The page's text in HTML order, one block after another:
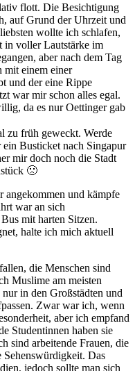
flott. Die Besichtigung
auf Grund der Uhrzeit und
wollte ich schlafen,
in voller Lautstärke im
aber nach dem Tag
mit einem einer
und der eine Rippe
war mir schon alles egal.
da es nur Oettinger gab
zu früh geweckt. Werde
Busticket nach Singapur
mir doch noch die Stadt
🙁
angekommen und kämpfe
war an sich
mit harten Sitzen.
halte ich mich aktuell
die Menschen sind
Muslime am meisten
in den Großstädten und
Zwar war ich, wenn
aber ich empfand
Studentinnen haben sie
sind arbeitende Frauen, die
Sehenswürdigkeit. Das
jedoch sollte man sich